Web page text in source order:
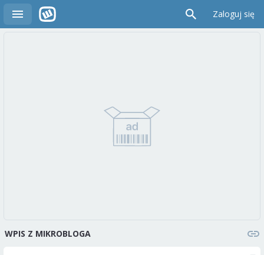
Zaloguj się
WPIS Z MIKROBLOGA